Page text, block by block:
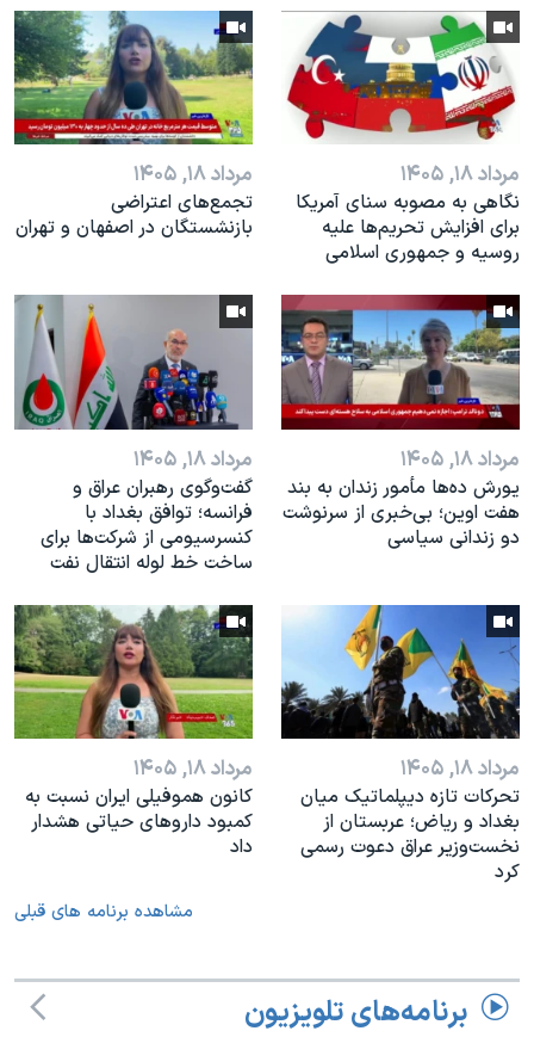
نرگس محمدی برنده جایزه نوبل صلح
همایش محافظه‌کاران آمریکا «سی‌پک»
صفحه‌های ویژه
سفر پرزیدنت ترامپ به چینمرداد ۱۸, ۱۴۰۵
نگاهی به مصوبه سنای آمریکا
برای افزایش تحریم‌ها علیه
روسیه و جمهوری اسلامی
مرداد ۱۸, ۱۴۰۵
تجمع‌های اعتراضی
بازنشستگان در اصفهان و تهران
مرداد ۱۸, ۱۴۰۵
یورش ده‌ها مأمور زندان به بند
هفت اوین؛ بی‌خبری از سرنوشت
دو زندانی سیاسی
مرداد ۱۸, ۱۴۰۵
گفت‌وگوی رهبران عراق و
فرانسه؛ توافق بغداد با
کنسرسیومی از شرکت‌ها برای
ساخت خط لوله انتقال نفت
مرداد ۱۸, ۱۴۰۵
تحرکات تازه دیپلماتیک میان
بغداد و ریاض؛ عربستان از
نخست‌وزیر عراق دعوت رسمی
کرد
مرداد ۱۸, ۱۴۰۵
کانون هموفیلی ایران نسبت به
کمبود داروهای حیاتی هشدار
داد
مشاهده برنامه های قبلی
برنامه‌های تلویزیون